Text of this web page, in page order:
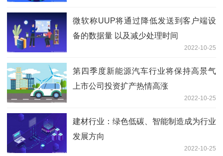
微软称UUP将通过降低发送到客户端设
备的数据量 以及减少处理时间
2022-10-25
第四季度新能源汽车行业将保持高景气
上市公司投资扩产热情高涨
2022-10-25
建材行业：绿色低碳、智能制造成为行业
发展方向
2022-10-25